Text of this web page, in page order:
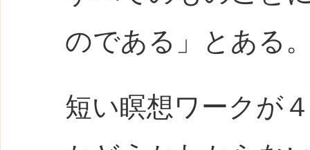
のである」とある
短い瞑想ワークが